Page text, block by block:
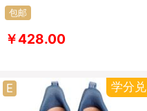
包邮
￥428.00
E 学分兑